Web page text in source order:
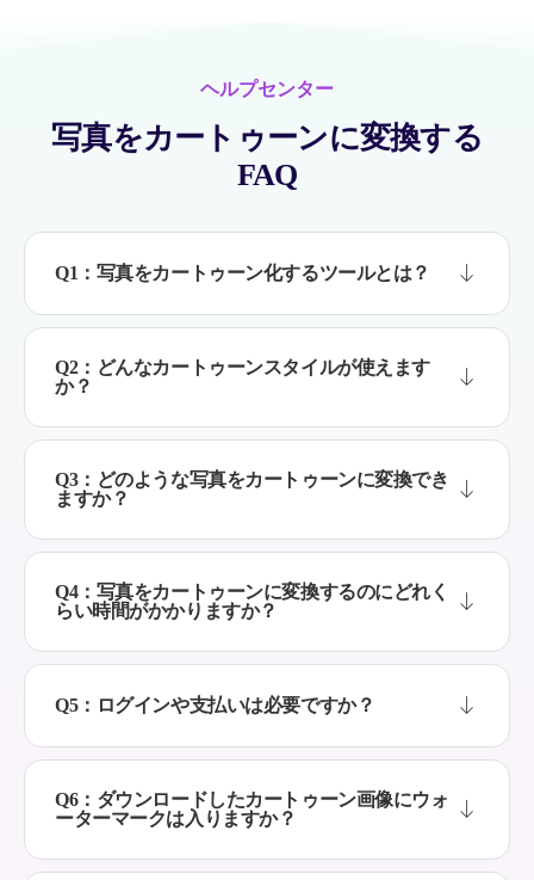
ヘルプセンター
写真をカートゥーンに変換する
FAQ
Q1：写真をカートゥーン化するツールとは？
Q2：どんなカートゥーンスタイルが使えます
か？
Q3：どのような写真をカートゥーンに変換でき
ますか？
Q4：写真をカートゥーンに変換するのにどれく
らい時間がかかりますか？
Q5：ログインや支払いは必要ですか？
Q6：ダウンロードしたカートゥーン画像にウォ
ーターマークは入りますか？